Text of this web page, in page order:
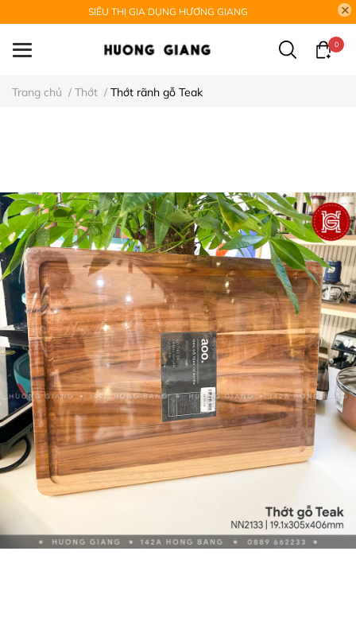
SIÊU THỊ GIA DỤNG HƯƠNG GIANG
0
Trang chủ / Thớt / Thớt rãnh gỗ Teak